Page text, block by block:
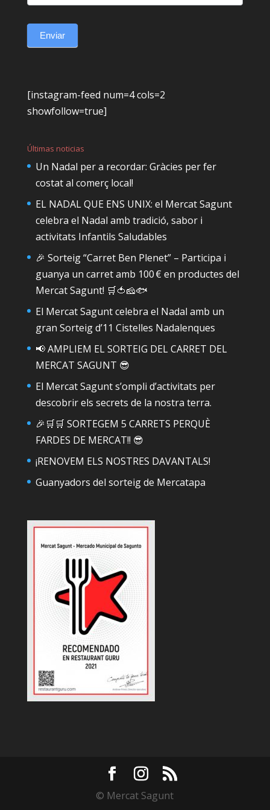
Enviar
[instagram-feed num=4 cols=2
showfollow=true]
Últimas noticias
Un Nadal per a recordar: Gràcies per fer
costat al comerç local!
EL NADAL QUE ENS UNIX: el Mercat Sagunt
celebra el Nadal amb tradició, sabor i
activitats Infantils Saludables
🎉 Sorteig “Carret Ben Plenet” – Participa i
guanya un carret amb 100 € en productes del
Mercat Sagunt! 🛒🍅🧀🐟
El Mercat Sagunt celebra el Nadal amb un
gran Sorteig d’11 Cistelles Nadalenques
📢 AMPLIEM EL SORTEIG DEL CARRET DEL
MERCAT SAGUNT 😎
El Mercat Sagunt s’ompli d’activitats per
descobrir els secrets de la nostra terra.
🎉🛒🛒 SORTEGEM 5 CARRETS PERQUÈ
FARDES DE MERCAT!! 😎
¡RENOVEM ELS NOSTRES DAVANTALS!
Guanyadors del sorteig de Mercatapa
© Mercat Sagunt